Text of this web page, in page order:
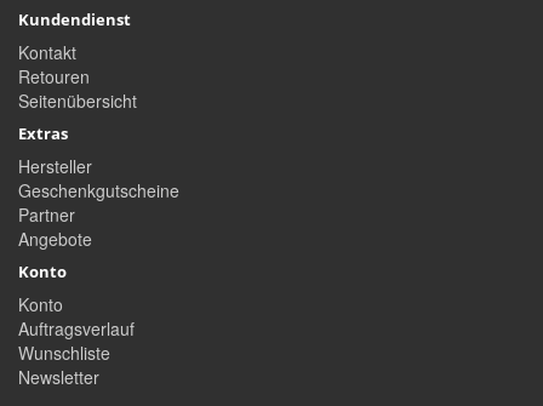
Kundendienst
Kontakt
Retouren
Seitenübersicht
Extras
Hersteller
Geschenkgutscheine
Partner
Angebote
Konto
Konto
Auftragsverlauf
Wunschliste
Newsletter